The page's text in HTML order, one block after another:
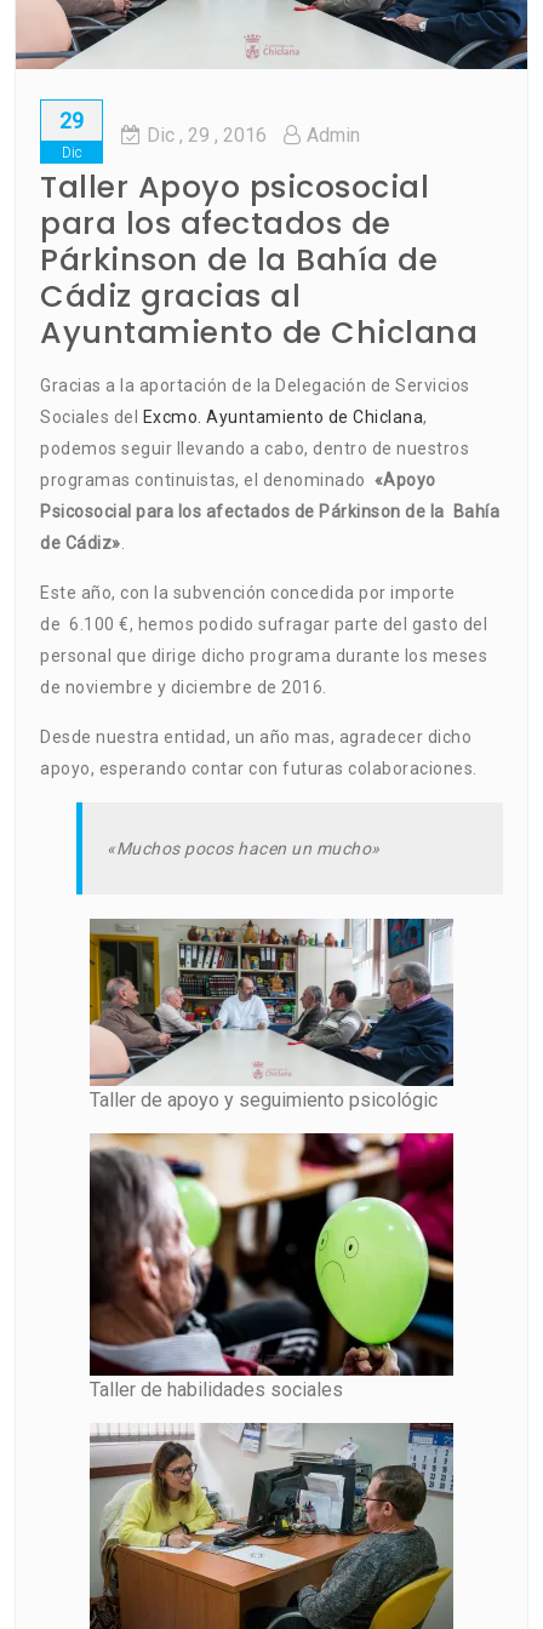
29
Dic
Dic , 29 , 2016 Admin
Taller Apoyo psicosocial
para los afectados de
Párkinson de la Bahía de
Cádiz gracias al
Ayuntamiento de Chiclana
Gracias a la aportación de la Delegación de Servicios
Sociales del
Excmo. Ayuntamiento de Chiclana,
podemos seguir llevando a cabo, dentro de nuestros
programas continuistas, el denominado «Apoyo
Psicosocial para los afectados de Párkinson de la Bahía
de Cádiz»
Este año, con la subvención concedida por importe
de 6.100 €, hemos podido sufragar parte del gasto del
personal que dirige dicho programa durante los meses
de noviembre y diciembre de 2016.
Desde nuestra entidad, un año mas, agradecer dicho
apoyo, esperando contar con futuras colaboraciones.
«Muchos pocos hacen un mucho»
Taller de apoyo y seguimiento psicológic
Taller de habilidades sociales